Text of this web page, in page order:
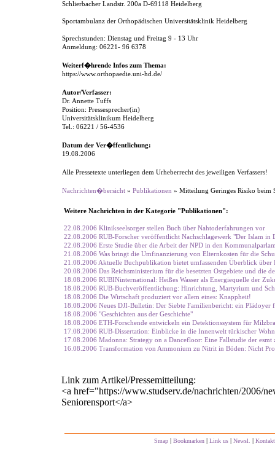
Schlierbacher Landstr. 200a D-69118 Heidelberg
Sportambulanz der Orthopädischen Universitätsklinik Heidelberg
Sprechstunden: Dienstag und Freitag 9 - 13 Uhr
Anmeldung: 06221- 96 6378
Weiterf�hrende Infos zum Thema:
https://www.orthopaedie.uni-hd.de/
Autor/Verfasser:
Dr. Annette Tuffs
Position: Pressesprecher(in)
Universitätsklinikum Heidelberg
Tel.: 06221 / 56-4536
Datum der Ver�ffentlichung:
19.08.2006
Alle Pressetexte unterliegen dem Urheberrecht des jeweiligen Verfassers!
Nachrichten�bersicht » Publikationen » Mitteilung Geringes Risiko beim
Weitere Nachrichten in der Kategorie "Publikationen":
22.08.2006 Klinikseelsorger stellen Buch über Nahtoderfahrungen vor
22.08.2006 RUB-Forscher veröffentlicht Nachschlagewerk "Der Islam in
22.08.2006 Erste Studie über die Arbeit der NPD in den
21.08.2006 Was bringt die Umfinanzierung von Elternkosten für die
21.08.2006 Aktuelle Buchpublikation bietet umfassenden Überblick
20.08.2006 Das Reichsministerium für die besetzten Ostgebiete und die
18.08.2006 RUBINinternational: Heißes Wasser als Energiequelle der
18.08.2006 RUB-Buchveröffentlichung: Hinrichtung, Martyrium und
18.08.2006 Die Wirtschaft produziert vor allem eines: Knappheit!
18.08.2006 Neues DJI-Bulletin: Der Siebte Familienbericht: ein Plädoyer
18.08.2006 "Geschichten aus der Geschichte"
18.08.2006 ETH-Forschende entwickeln ein Detektionssystem für
17.08.2006 RUB-Dissertation: Einblicke in die Innenwelt türkischer
17.08.2006 Madonna: Strategy on a Dancefloor: Eine Fallstudie der
16.08.2006 Transformation von Ammonium zu Nitrit in Böden: Nicht
Link zum Artikel/Pressemitteilung:
<a href="https://www.studserv.de/nachrichten/2006/
Seniorensport</a>
Smap | Bookmarken | Link us | Newsl. | Kontakt